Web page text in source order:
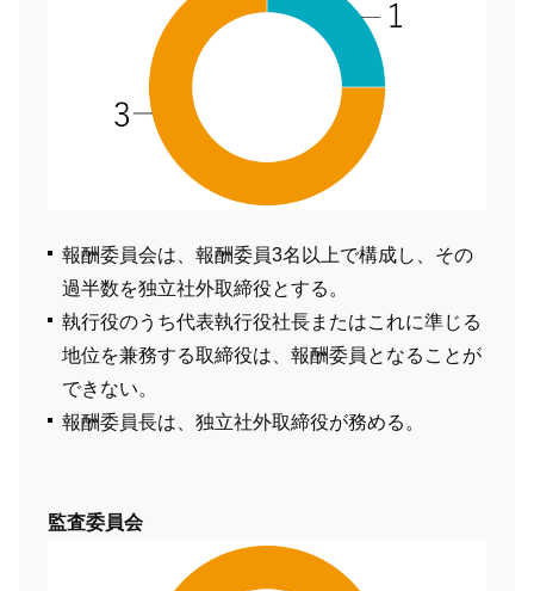
報酬委員会は、報酬委員3名以上で構成し、その
過半数を独立社外取締役とする。
執行役のうち代表執行役社長またはこれに準じる
地位を兼務する取締役は、報酬委員となることが
できない。
報酬委員長は、独立社外取締役が務める。
監査委員会